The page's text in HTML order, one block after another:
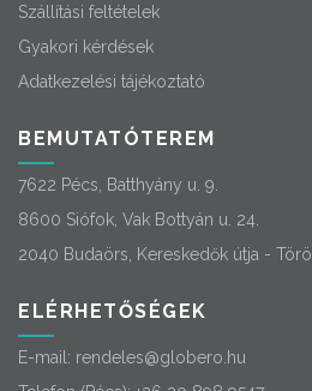
Szállítási feltételek
Gyakori kérdések
Adatkezelési tájékoztató
BEMUTATÓTEREM
7622 Pécs, Batthyány u. 9.
8600 Siófok, Vak Bottyán u. 24.
2040 Budaörs, Kereskedők útja -
ELÉRHETŐSÉGEK
E-mail: rendeles@globero.hu